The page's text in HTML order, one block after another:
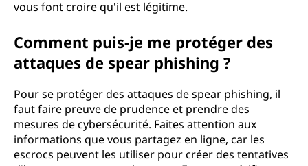
vous font croire qu'il est légitime.
Comment puis-je me protéger des
attaques de spear phishing ?
Pour se protéger des attaques de spear phishing, il
faut faire preuve de prudence et prendre des
mesures de cybersécurité. Faites attention aux
informations que vous partagez en ligne, car les
escrocs peuvent les utiliser pour créer des tentatives